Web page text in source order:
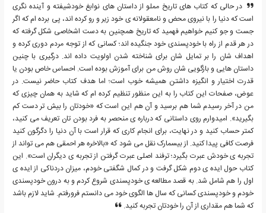
در حالی که کتاب های تاریخ مملو از داستان های نوابغ خودشیفته و آینده نگری
است که دنیا را با نیروی محض و نامعقولانه ی خود زیر و رو کرده اند، پی برده ام که اگر
جست و جو کنیم خواهیم فهمید که تاریخ همچنین به دست اشخاصی شکل گرفته که
در هر قدم از راه با خودپسندی خود جنگیده اند؛ کسانی که از توجه مردم دوری کرده و
اهداف شان را بر تمایل شان برای شناخته شدن اولویت داده اند. درگیری با چنین
داستان هایی و بازگویی شان روش من برای آموزش بوده است. احساس خاص بودن یا
قدرت اختیار و انگیزه داشتن همیشه خوب است؛ اما هدف کتاب حاضر نیست. در
عوض، صفحات این کتاب را به این منظور تنظیم کرده ام که شاید به همان چیزی که
من در آخر رسیدم شما هم برسید و آن هم این است که «خودتان را بیش تر دست کم
بگیرید». امیدوارم روی داستانی که درباره ی منحصر به فرد بودن تان تعریف می کنید،
کمتر حساب کنید و در نهایت، برای انجام کاری که قرار است با آن دنیا را دگرگون کنید
فرصت کافی پیدا کنید. از بیسمارک نقل می شود که «بالاخره هر احمقی هم می تواند از
تجربه ی خودش عبرت بگیرد؛ ترفند اصلی عبرت گرفتن از تجربه ی دیگران است». این
کتاب حول ایده ی دوم شکل گرفت و در کمال شگفتی خودم، میزان دردناکی از ایده ی
اول را هم شامل شد. به قصد مطالعه ی خودپسندی شروع کردم و به درون خودپسندی
خودم و خودپسندی کسانی که سال ها الگوی خود می دانستم فرورفتم. شاید لازم باشد
که شما هم مقداری از آن را خودتان تجربه کنید.